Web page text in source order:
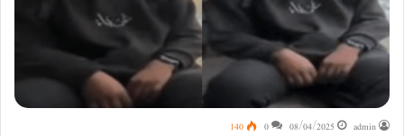
admin
08/04/2025
0
140